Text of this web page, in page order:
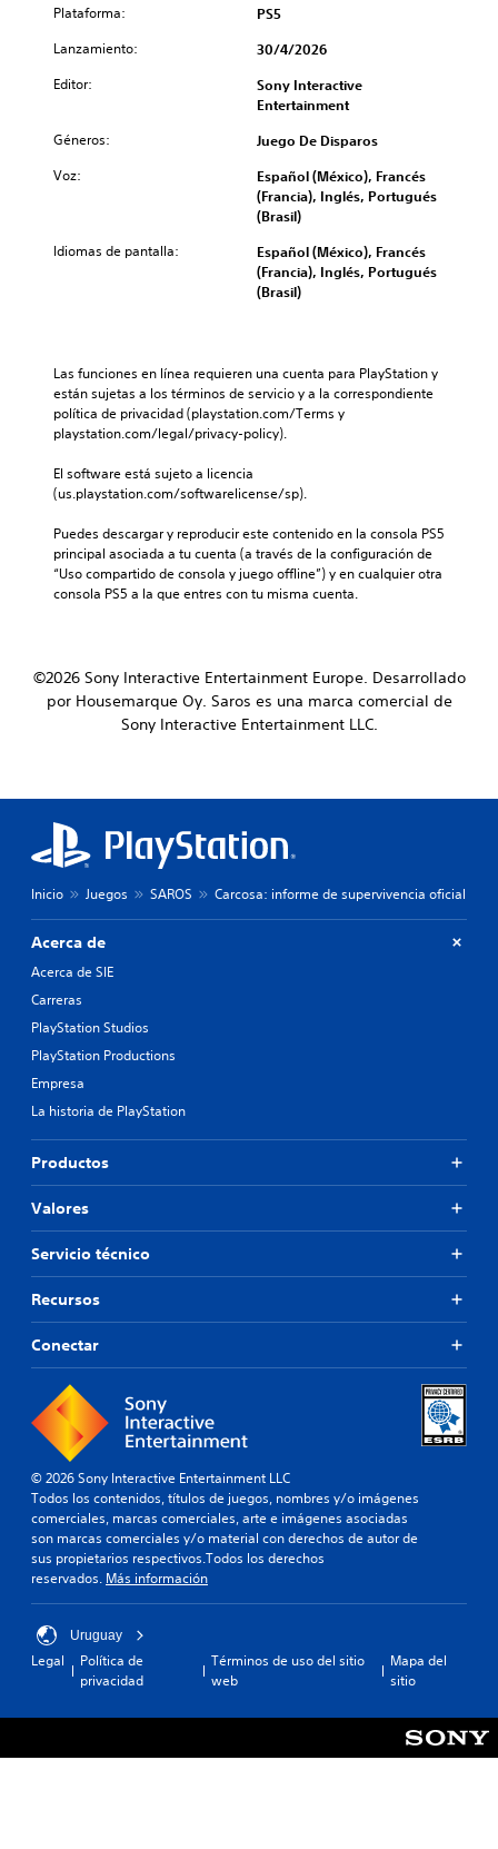
Plataforma: PS5
Lanzamiento: 30/4/2026
Editor:
Sony Interactive
Entertainment
Géneros: Juego De Disparos
Voz:
Español (México), Francés
(Francia), Inglés, Portugués
(Brasil)
Idiomas de pantalla:
Español (México), Francés
(Francia), Inglés, Portugués
(Brasil)
Las funciones en línea requieren una cuenta para PlayStation y
están sujetas a los términos de servicio y a la correspondiente
política de privacidad (playstation.com/Terms y
playstation.com/legal/privacy-policy).
El software está sujeto a licencia
(us.playstation.com/softwarelicense/sp).
Puedes descargar y reproducir este contenido en la consola PS5
principal asociada a tu cuenta (a través de la configuración de
“Uso compartido de consola y juego offline”) y en cualquier otra
consola PS5 a la que entres con tu misma cuenta.
©2026 Sony Interactive Entertainment Europe. Desarrollado
por Housemarque Oy. Saros es una marca comercial de
Sony Interactive Entertainment LLC.
Inicio Juegos SAROS Carcosa: informe de supervivencia oficial
Acerca de
Acerca de SIE
Carreras
PlayStation Studios
PlayStation Productions
Empresa
La historia de PlayStation
Productos
Valores
Servicio técnico
Recursos
Conectar
© 2026 Sony Interactive Entertainment LLC
Todos los contenidos, títulos de juegos, nombres y/o imágenes
comerciales, marcas comerciales, arte e imágenes asociadas
son marcas comerciales y/o material con derechos de autor de
sus propietarios respectivos.Todos los derechos
reservados. Más información
Uruguay
Legal
Política de
privacidad
Términos de uso del sitio
web
Mapa del
sitio